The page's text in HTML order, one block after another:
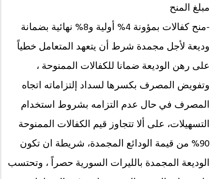
مبلغ المنح
-منح كفالات بمؤونة 4% أولية و8% نهائية بضمانة
وديعة لأجل مجمدة شرط أن يتعهد المتعامل خطياً
على رهن الوديعة ضمانا للكفالات الممنوحة ،
وتفويض المصرف بكسرها لسداد إلتزاماته اتجاه
المصرف في حال عدم التزامه بشروط استخدام
التسهيلات، على ألا تتجاوز قيم الكفالات الممنوحة
90% من قيمة الودائع المجمدة، شريطة ان تكون
الوديعة المجمدة بالليرات السورية حصراً ، وتحتسب